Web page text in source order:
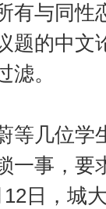
有与同
题的中
。
等几位
一事，
日，城